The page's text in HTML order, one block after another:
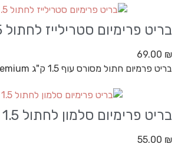
בריט פרימיום סטרילייז לחתול 1.5 קילוגרם
69.00 ₪
בריט פרמיום חתול מסורס עוף 1.5 ק"ג Brit premium רכיבים...
בריט פרימיום סלמון לחתול 1.5 קילוגרם
55.00 ₪